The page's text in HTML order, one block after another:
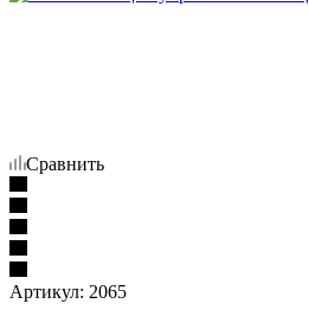
Сравнить
Артикул: 2065